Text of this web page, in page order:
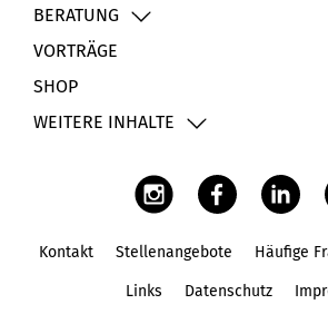
BERATUNG
VORTRÄGE
SHOP
WEITERE INHALTE
Kontakt Stellenangebote Häufige
Links Datenschutz